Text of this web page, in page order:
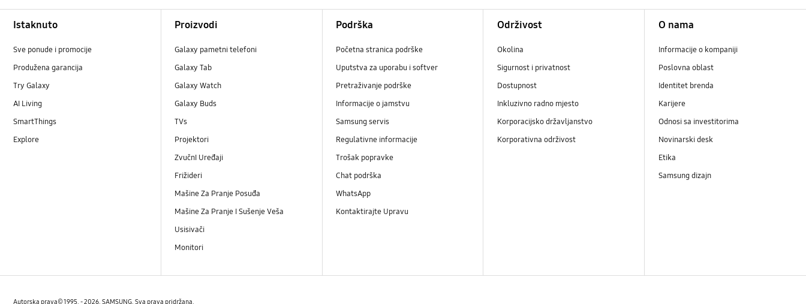
Istaknuto
Sve ponude i promocije
Produžena garancija
Try Galaxy
AI Living
SmartThings
Explore
Proizvodi
Galaxy pametni telefoni
Galaxy Tab
Galaxy Watch
Galaxy Buds
TVs
Projektori
ZvučnI Uređaji
Frižideri
Mašine Za Pranje Posuđa
Mašine Za Pranje I Sušenje Veša
Usisivači
Monitori
Podrška
Početna stranica podrške
Uputstva za uporabu i softver
Pretraživanje podrške
Informacije o jamstvu
Samsung servis
Regulativne informacije
Trošak popravke
Chat podrška
WhatsApp
Kontaktirajte Upravu
Održivost
Okolina
Sigurnost i privatnost
Dostupnost
Inkluzivno radno mjesto
Korporacijsko državljanstvo
Korporativna održivost
O nama
Informacije o kompaniji
Poslovna oblast
Identitet brenda
Karijere
Odnosi sa investitorima
Novinarski desk
Etika
Samsung dizajn
Autorska prava© 1995. - 2026. SAMSUNG. Sva prava pridržana.